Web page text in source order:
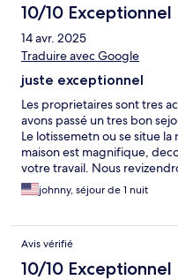
10/10 Exceptionnel
14 avr. 2025
Traduire avec Google
juste exceptionnel
Les proprietaires sont tres
avons passé un tres bon
Le lotissemetn ou se situe
maison est magnifique,
votre travail. Nous
johnny, séjour de 1 nuit
Avis vérifié
10/10 Exceptionnel